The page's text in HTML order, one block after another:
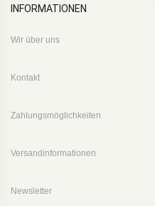
INFORMATIONEN
Wir über uns
Kontakt
Zahlungsmöglichkeiten
Versandinformationen
Newsletter